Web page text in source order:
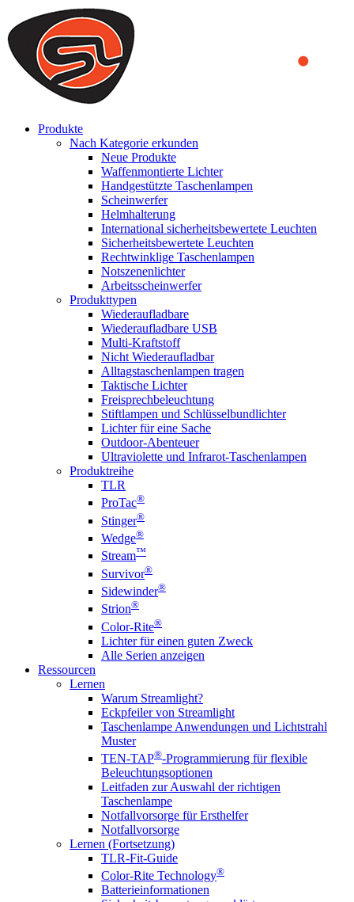
We use cookies to ensure that we provide you the best experience
on our website. By continuing to browse this website, you accept
that cookies are used to help us analyze how the website is used and
to offer you a better experience. To learn more or to find out how
you can disable cookies, you can access our
Produkte
Nach Kategorie erkunden
Neue Produkte
Waffenmontierte Lichter
Handgestützte Taschenlampen
Scheinwerfer
Helmhalterung
International sicherheitsbewertete Leuchten
Sicherheitsbewertete Leuchten
Rechtwinklige Taschenlampen
Notszenenlichter
Arbeitsscheinwerfer
Produkttypen
Wiederaufladbare
Wiederaufladbare USB
Multi-Kraftstoff
Nicht Wiederaufladbar
Alltagstaschenlampen tragen
Taktische Lichter
Freisprechbeleuchtung
Stiftlampen und Schlüsselbundlichter
Lichter für eine Sache
Outdoor-Abenteuer
Ultraviolette und Infrarot-Taschenlampen
Produktreihe
TLR
ProTac®
Stinger®
Wedge®
Stream™
Survivor®
Sidewinder®
Strion®
Color-Rite®
Lichter für einen guten Zweck
Alle Serien anzeigen
Ressourcen
Lernen
Warum Streamlight?
Eckpfeiler von Streamlight
Taschenlampe Anwendungen und Lichtstrahl
Muster
TEN-TAP®-Programmierung für flexible
Beleuchtungsoptionen
Leitfaden zur Auswahl der richtigen
Taschenlampe
Notfallvorsorge für Ersthelfer
Notfallvorsorge
Lernen (Fortsetzung)
TLR-Fit-Guide
Color-Rite Technology®
Batterieinformationen